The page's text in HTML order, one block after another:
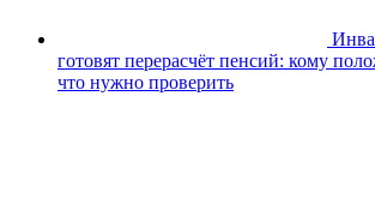
готовят перерасчёт пенсий: кому
что нужно проверить